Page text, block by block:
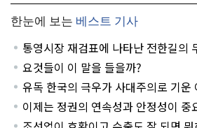
한눈에 보는 베스트 기사
통영시장 재검표에 나타난 전한길의
요것들이 이 말을 들을까?
유독 한국의 극우가 사대주의로 기운
이제는 정권의 연속성과 안정성이 중